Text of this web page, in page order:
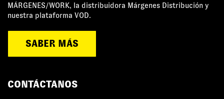
MÁRGENES/WORK, la distribuidora Márgenes Distribución y
nuestra plataforma VOD.
SABER MÁS
CONTÁCTANOS